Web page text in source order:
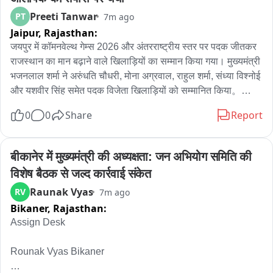
PT Preeti Tanwar 7m ago
Jaipur, Rajasthan:
जयपुर में कॉमनवेल्थ गेम्स 2026 और अंतरराष्ट्रीय स्तर पर पदक जीतकर
राजस्थान का मान बढ़ाने वाले खिलाड़ियों का सम्मान किया गया। मुख्यमंत्री
भजनलाल शर्मा ने अरुंधति चौधरी, मोना अग्रवाल, राहुल शर्मा, संध्या विश्नोई
और यशवीर सिंह समेत पदक विजेता खिलाड़ियों को सम्मानित किया。
इस दौरान मुख्यमंत्री ने खिलाड़ियों से संवाद कर उनकी सफलता के पीछे की
सब्र और पेशेंस को बताया, तो यशवीर सिंह ने डिसिप्लिन को अपनी सफलता
की कुंजी बताया。
मोना अग्रवाल ने अपने संघर्ष की कहानी साझा करते हुए कहा कि मुश्किल
परिस्थितियों के बावजूद परिवार के सहयोग ने उन्हें आगे बढ़ाया。
के लिए प्रेरणा है। वहीं खेल मंत्री राज्यवर्धन सिंह राठौड़ ने कहा कि जीत के
साथ सीख भी जरूरी है और अब लक्ष्य 2036 ओलंपिक की तैयारी का है।
0 0 Share Report
बीकानेर में मुख्यमंत्री की अध्यक्षता: जन अभियोग समिति की
विशेष बैठक से जल्द कार्रवाई संकेत
RV Raunak Vyas 7m ago
Bikaner, Rajasthan:
Assign Desk
Rounak Vyas Bikaner